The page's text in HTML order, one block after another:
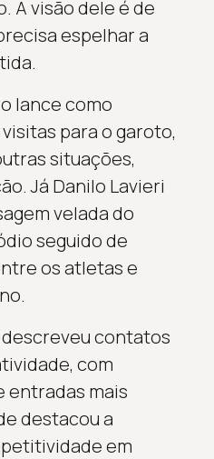
A visão dele é de
espelhar a
lance como
para o garoto,
situações,
Já Danilo Lavieri
velada do
seguido de
os atletas e
contatos
com
entradas mais
destacou a
em